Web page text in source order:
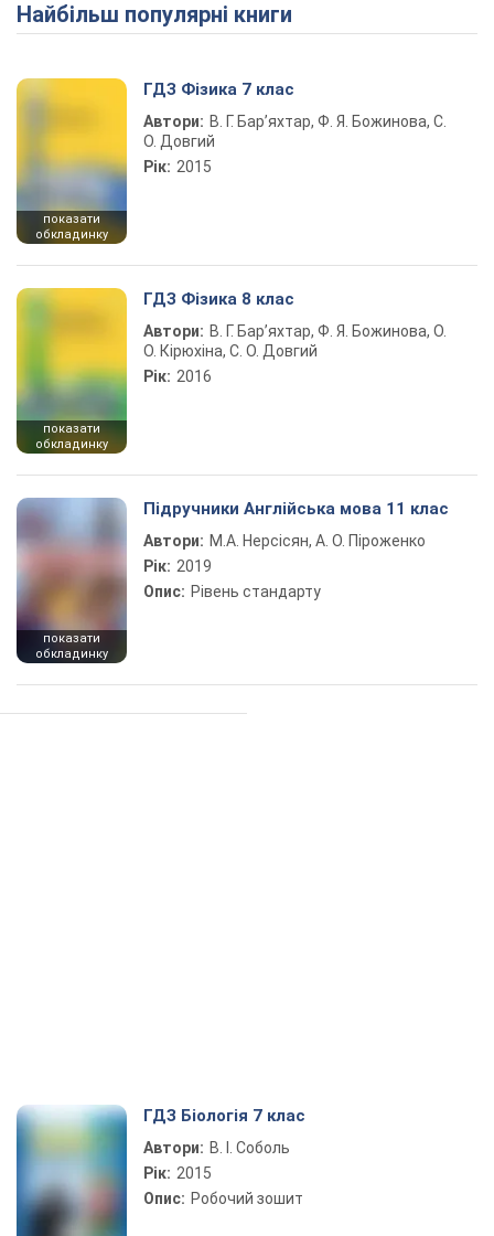
Play Video
Найбільш популярні книги
показати
обкладинку
ГДЗ Фізика 7 клас
Автори: В. Г. Бар’яхтар, Ф. Я. Божинова, С.
О. Довгий
Рік: 2015
показати
обкладинку
ГДЗ Фізика 8 клас
Автори: В. Г. Бар’яхтар, Ф. Я. Божинова, О.
О. Кірюхіна, С. О. Довгий
Рік: 2016
показати
обкладинку
Підручники Англійська мова 11 клас
Автори: М.А. Нерсісян, А. О. Піроженко
Рік: 2019
Опис: Рівень стандарту
ГДЗ Біологія 7 клас
Автори: В. І. Соболь
Рік: 2015
Опис: Робочий зошит